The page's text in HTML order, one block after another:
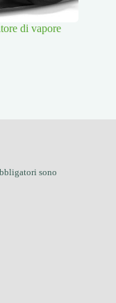
di vapore
sono